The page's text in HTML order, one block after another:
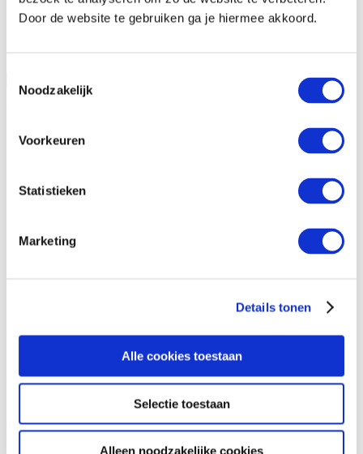
Door de website te gebruiken ga je hiermee akkoord.
Noodzakelijk
Voorkeuren
Statistieken
Marketing
Details tonen
Alle cookies toestaan
Selectie toestaan
Alleen noodzakelijke cookies